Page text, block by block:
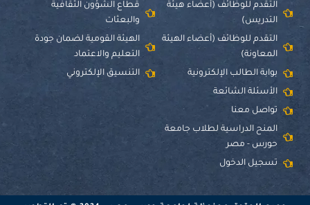
التقدم للوظائف (أعضاء هيئة
التدريس)
التقدم للوظائف (أعضاء الهيئة
المعاونة)
بوابة الطالب الإلكترونية
الأسئلة الشائعة
تواصل معنا
المنح الدراسية لطلاب جامعة
حورس - مصر
تسجيل الدخول
قطاع الشؤون الثقافية
والبعثات
الهيئة القومية لضمان جودة
التعليم والاعتماد
التنسيق الإلكتروني